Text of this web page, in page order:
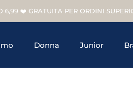
6,99 ❤️ GRATUITA PER ORDINI
Donna
Junior